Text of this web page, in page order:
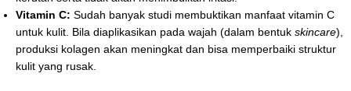
Vitamin C: Sudah banyak studi membuktikan manfaat vitamin C
untuk kulit. Bila diaplikasikan pada wajah (dalam bentuk skincare),
produksi kolagen akan meningkat dan bisa memperbaiki struktur
kulit yang rusak.